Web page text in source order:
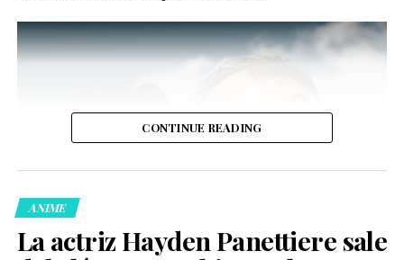
Mejor Diseño de Vestuario de un Musical por su trabajo
en *Cats: The Jellicle Ball*, una innovadora adaptación
mujeres trans y comunidades negras y latinas que
encontraron en estos escenarios un refugio frente a la
discriminación.
CONTINUE READING
ANIME
La actriz Hayden Panettiere sale